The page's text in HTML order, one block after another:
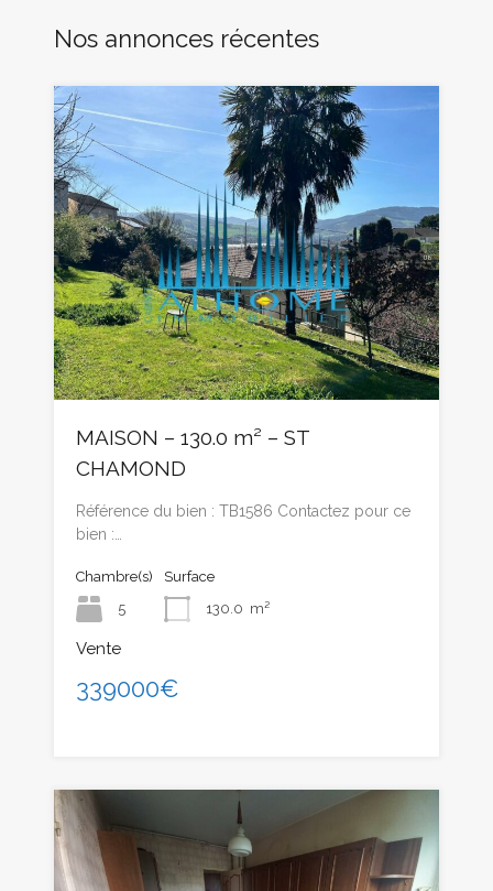
Nos annonces récentes
MAISON – 130.0 m² – ST
CHAMOND
Référence du bien : TB1586 Contactez pour ce
bien :…
Chambre(s)
5
Surface
130.0 m²
Vente
339000€